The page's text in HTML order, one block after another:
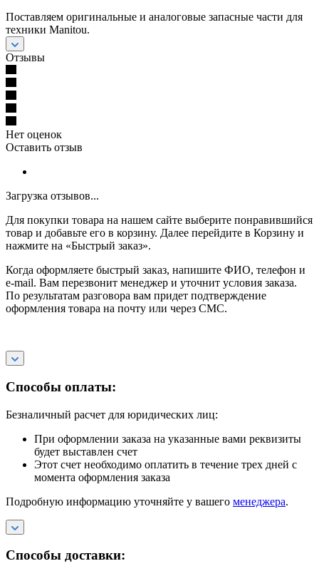
Поставляем оригинальные и аналоговые запасные части для
техники Manitou.
Отзывы
Нет оценок
Оставить отзыв
Загрузка отзывов...
Для покупки товара на нашем сайте выберите понравившийся
товар и добавьте его в корзину. Далее перейдите в Корзину и
нажмите на «Быстрый заказ».
Когда оформляете быстрый заказ, напишите ФИО, телефон и
e-mail. Вам перезвонит менеджер и уточнит условия заказа.
По результатам разговора вам придет подтверждение
оформления товара на почту или через СМС.
Способы оплаты:
Безналичный расчет для юридических лиц:
При оформлении заказа на указанные вами реквизиты
будет выставлен счет
Этот счет необходимо оплатить в течение трех дней с
момента оформления заказа
Подробную информацию уточняйте у вашего менеджера.
Способы доставки: